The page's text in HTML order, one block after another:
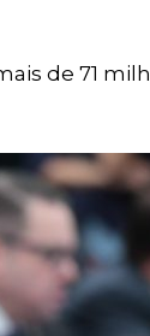
de 71